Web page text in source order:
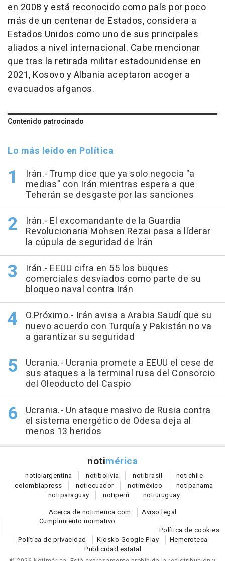
en 2008 y está reconocido como país por poco
más de un centenar de Estados, considera a
Estados Unidos como uno de sus principales
aliados a nivel internacional. Cabe mencionar
que tras la retirada militar estadounidense en
2021, Kosovo y Albania aceptaron acoger a
evacuados afganos.
Contenido patrocinado
Lo más leído en Política
Irán.- Trump dice que ya solo negocia "a
medias" con Irán mientras espera a que
Teherán se desgaste por las sanciones
Irán.- El excomandante de la Guardia
Revolucionaria Mohsen Rezai pasa a líderar
la cúpula de seguridad de Irán
Irán.- EEUU cifra en 55 los buques
comerciales desviados como parte de su
bloqueo naval contra Irán
O.Próximo.- Irán avisa a Arabia Saudí que su
nuevo acuerdo con Turquía y Pakistán no va
a garantizar su seguridad
Ucrania.- Ucrania promete a EEUU el cese de
sus ataques a la terminal rusa del Consorcio
del Oleoducto del Caspio
Ucrania.- Un ataque masivo de Rusia contra
el sistema energético de Odesa deja al
menos 13 heridos
notimérica
noticiargentina notibolivia notibrasil notichile
colombiapress notiecuador notiméxico notipanama
notiparaguay notiperú notiuruguay
Acerca de notimerica.com
Aviso legal
Cumplimiento normativo
Política de cookies
Política de privacidad
Kiosko Google Play
Hemeroteca
Publicidad estatal